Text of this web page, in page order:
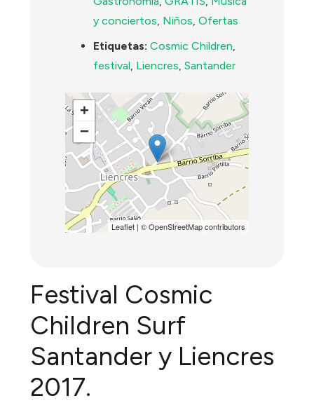
y conciertos, Niños,Ofertas
Etiquetas: Cosmic Children,
festival, Liencres,Santander
+
−
Leaflet| ©OpenStreetMapcontributors
Festival Cosmic
Children Surf
Santander y Liencres
2017.